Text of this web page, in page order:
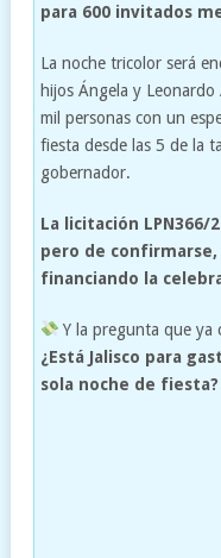
para 600 invitados
La noche tricolor será
hijos Ángela y
mil personas con un
fiesta desde las 5 de la
gobernador.
La licitación
pero de confirmarse,
financiando la
Y la pregunta que ya
¿Está Jalisco para
sola noche de fiesta?